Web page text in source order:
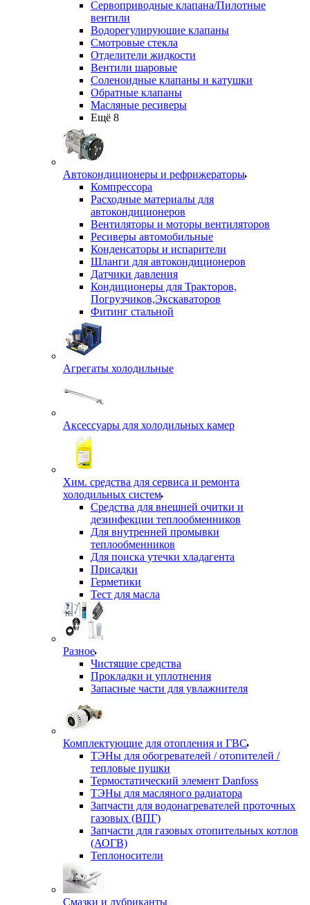
Сервоприводные клапана/Пилотные
вентили
Водорегулирующие клапаны
Смотровые стекла
Отделители жидкости
Вентили шаровые
Соленоидные клапаны и катушки
Обратные клапаны
Масляные ресиверы
Ещё 8
Автокондиционеры и рефрижераторы
Компрессора
Расходные материалы для
автокондиционеров
Вентиляторы и моторы вентиляторов
Ресиверы автомобильные
Конденсаторы и испарители
Шланги для автокондиционеров
Датчики давления
Кондиционеры для Тракторов,
Погрузчиков,Экскаваторов
Фитинг стальной
Агрегаты холодильные
Аксессуары для холодильных камер
Хим. средства для сервиса и ремонта
холодильных систем
Средства для внешней очитки и
дезинфекции теплообменников
Для внутренней промывки
теплообменников
Для поиска утечки хладагента
Присадки
Герметики
Тест для масла
Разное
Чистящие средства
Прокладки и уплотнения
Запасные части для увлажнителя
Комплектующие для отопления и ГВС
ТЭНы для обогревателей / отопителей /
тепловые пушки
Термостатический элемент Danfoss
ТЭНы для масляного радиатора
Запчасти для водонагревателей проточных
газовых (ВПГ)
Запчасти для газовых отопительных котлов
(АОГВ)
Теплоносители
Смазки и лубриканты